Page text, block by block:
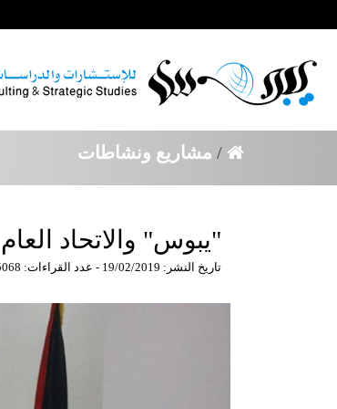
/ مشاريع ونشاطات
"يبوس" والاتحاد
تاريخ النشر: 19/02/2019 - عدد القراءات: 5068